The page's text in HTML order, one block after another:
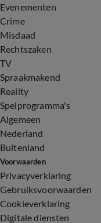
Evenementen
Crime
Misdaad
Rechtszaken
TV
Spraakmakend
Reality
Spelprogramma's
Algemeen
Nederland
Buitenland
Voorwaarden
Privacyverklaring
Gebruiksvoorwaarden
Cookieverklaring
Digitale diensten